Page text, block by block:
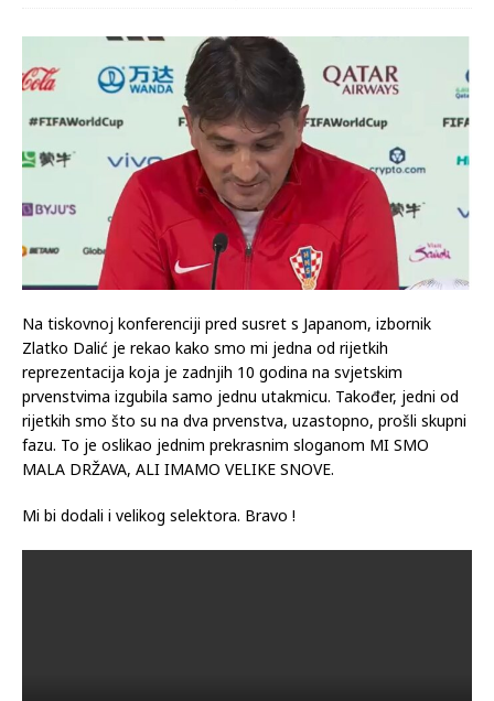
Na tiskovnoj konferenciji pred susret s Japanom, izbornik
Zlatko Dalić je rekao kako smo mi jedna od rijetkih
reprezentacija koja je zadnjih 10 godina na svjetskim
prvenstvima izgubila samo jednu utakmicu. Također, jedni od
rijetkih smo što su na dva prvenstva, uzastopno, prošli skupni
fazu. To je oslikao jednim prekrasnim sloganom MI SMO
MALA DRŽAVA, ALI IMAMO VELIKE SNOVE.
Mi bi dodali i velikog selektora. Bravo !